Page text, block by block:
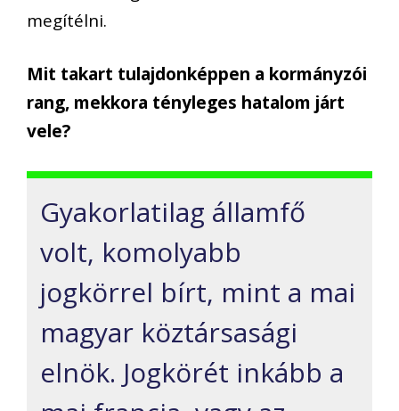
megítélni.
Mit takart tulajdonképpen a kormányzói
rang, mekkora tényleges hatalom járt
vele?
Gyakorlatilag államfő
volt, komolyabb
jogkörrel bírt, mint a mai
magyar köztársasági
elnök. Jogkörét inkább a